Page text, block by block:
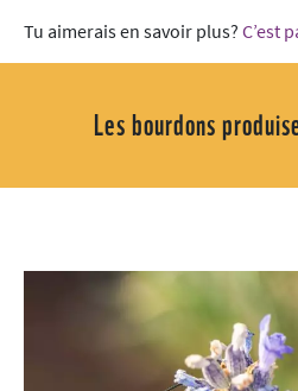
Tu aimerais en savoir plus? C’est
Les bourdons